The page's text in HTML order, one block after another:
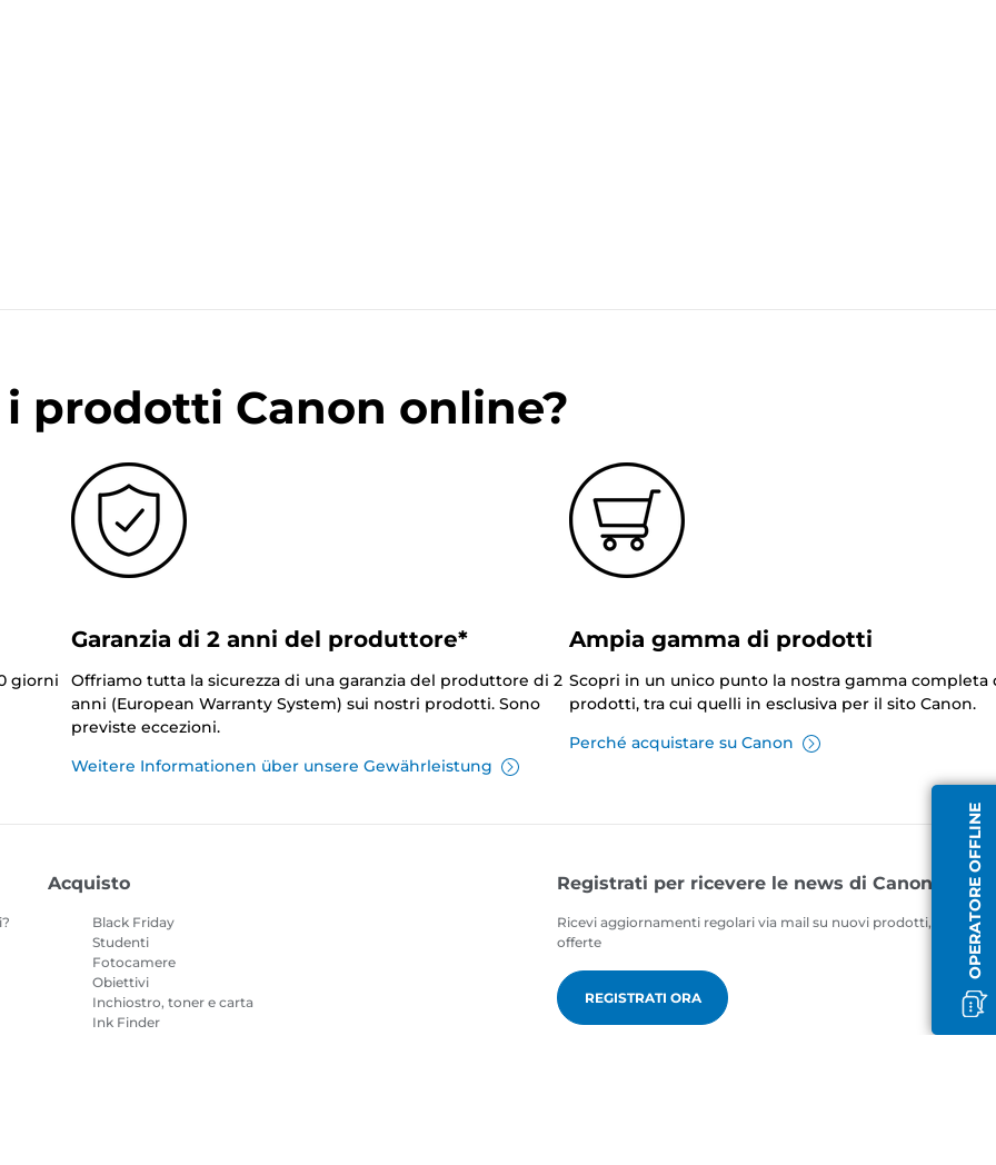
OPERATORE OFFLINE
prodotti Canon online?
giorni
Garanzia di 2 anni del produttore*
Offriamo tutta la sicurezza di una garanzia del produttore di 2
anni (European Warranty System) sui nostri prodotti. Sono
previste eccezioni.
Weitere Informationen über unsere Gewährleistung
Ampia gamma di prodotti
Scopri in un unico punto la nostra gamma completa
prodotti, tra cui quelli in esclusiva per il sito Canon.
Perché acquistare su Canon
Acquisto
Black Friday
Studenti
Fotocamere
Obiettivi
Inchiostro, toner e carta
Ink Finder
Registrati per ricevere le news di Canon
Ricevi aggiornamenti regolari via mail su nuovi prodotti, consigli
offerte
REGISTRATI ORA